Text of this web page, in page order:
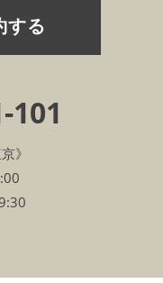
する
101
》